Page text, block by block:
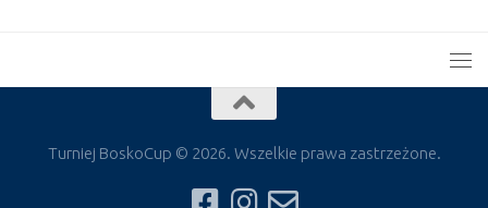
Turniej BoskoCup © 2026. Wszelkie prawa zastrzeżone.